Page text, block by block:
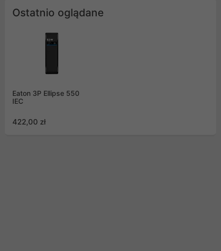
Ostatnio oglądane
Eaton 3P Ellipse 550
IEC
422,00 zł